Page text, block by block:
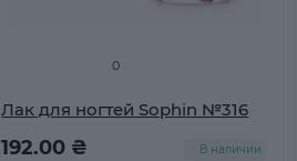
0
Лак для ногтей Sophin №316
192.00 ₴ В наличии